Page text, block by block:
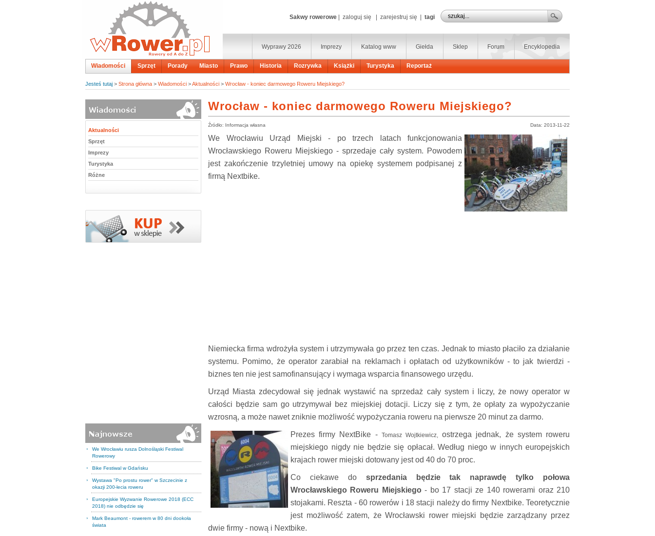
Sakwy rowerowe zaloguj się zarejestruj się tagi
Encyklopedia
Forum
Sklep
Giełda
Katalog www
Imprezy
Wyprawy 2026
Wiadomości Sprzęt Porady Miasto Prawo Historia Rozrywka Książki Turystyka Reportaż
Jesteś tutaj > Strona główna > Wiadomości >Aktualności > Wrocław - koniec darmowego Roweru Miejskiego?
Aktualności
Sprzęt
Imprezy
Turystyka
Różne
We Wrocławiu rusza Dolnośląski Festiwal
Rowerowy
Bike Festiwal w Gdańsku
Wystawa "Po prostu rower" w Szczecinie z
okazji 200-lecia roweru
Europejskie Wyzwanie Rowerowe 2018 (ECC
2018) nie odbędzie się
Mark Beaumont - rowerem w 80 dni dookoła
świata
Wrocław - koniec darmowego Roweru Miejskiego?
Data: 2013-11-22
Źródło: Informacja własna
We Wrocławiu Urząd Miejski - po trzech latach funkcjonowania
Wrocławskiego Roweru Miejskiego - sprzedaje cały system. Powodem
jest zakończenie trzyletniej umowy na opiekę systemem podpisanej z
firmą Nextbike.
Niemiecka firma wdrożyła system i utrzymywała go przez ten czas. Jednak to miasto płaciło za działanie
systemu. Pomimo, że operator zarabiał na reklamach i opłatach od użytkowników - to jak twierdzi -
biznes ten nie jest samofinansujący i wymaga wsparcia finansowego urzędu.
Urząd Miasta zdecydował się jednak wystawić na sprzedaż cały system i liczy, że nowy operator w
całości będzie sam go utrzymywał bez miejskiej dotacji. Liczy się z tym, że opłaty za wypożyczanie
wzrosną, a może nawet zniknie możliwość wypożyczania roweru na pierwsze 20 minut za darmo.
Prezes firmy NextBike - Tomasz Wojtkiewicz, ostrzega jednak, że system roweru
miejskiego nigdy nie będzie się opłacał. Według niego w innych europejskich
krajach rower miejski dotowany jest od 40 do 70 proc.
Co ciekawe do sprzedania będzie tak naprawdę tylko połowa
Wrocławskiego Roweru Miejskiego- bo 17 stacji ze 140 rowerami oraz 210
stojakami. Reszta - 60 rowerów i 18 stacji należy do firmy Nextbike. Teoretycznie
jest możliwość zatem, że Wrocławski rower miejski będzie zarządzany przez
dwie firmy - nową i Nextbike.